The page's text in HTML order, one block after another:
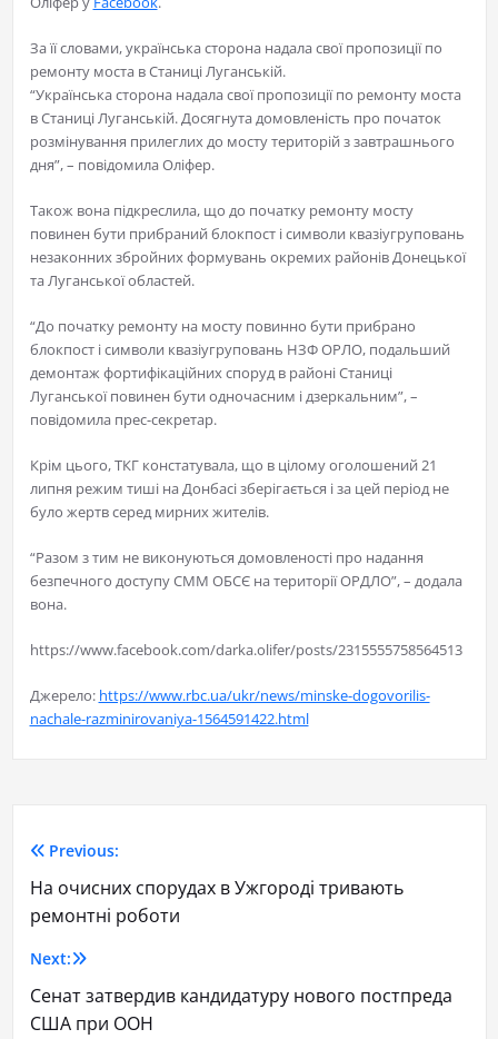
За її словами, українська сторона надала свої пропозиції по
ремонту моста в Станиці Луганській.
“Українська сторона надала свої пропозиції по ремонту моста
в Станиці Луганській. Досягнута домовленість про початок
розмінування прилеглих до мосту територій з завтрашнього
дня”, – повідомила Оліфер.
Також вона підкреслила, що до початку ремонту мосту
повинен бути прибраний блокпост і символи квазіугруповань
незаконних збройних формувань окремих районів Донецької
та Луганської областей.
“До початку ремонту на мосту повинно бути прибрано
блокпост і символи квазіугруповань НЗФ ОРЛО, подальший
демонтаж фортифікаційних споруд в районі Станиці
Луганської повинен бути одночасним і дзеркальним”, –
повідомила прес-секретар.
Крім цього, ТКГ констатувала, що в цілому оголошений 21
липня режим тиші на Донбасі зберігається і за цей період не
було жертв серед мирних жителів.
“Разом з тим не виконуються домовленості про надання
безпечного доступу СММ ОБСЄ на території ОРДЛО”, – додала
вона.
https://www.facebook.com/darka.olifer/posts/2315555758564513
Джерело: https://www.rbc.ua/ukr/news/minske-dogovorilis-
nachale-razminirovaniya-1564591422.html
Previous:
На очисних спорудах в Ужгороді тривають
ремонтні роботи
Next:
Сенат затвердив кандидатуру нового постпреда
США при ООН